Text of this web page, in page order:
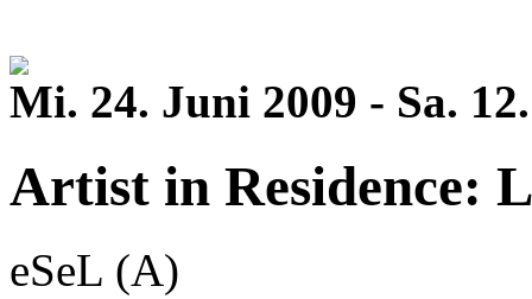
Mi. 24. Juni 2009 - Sa.
Artist in Residence:
eSeL (A)